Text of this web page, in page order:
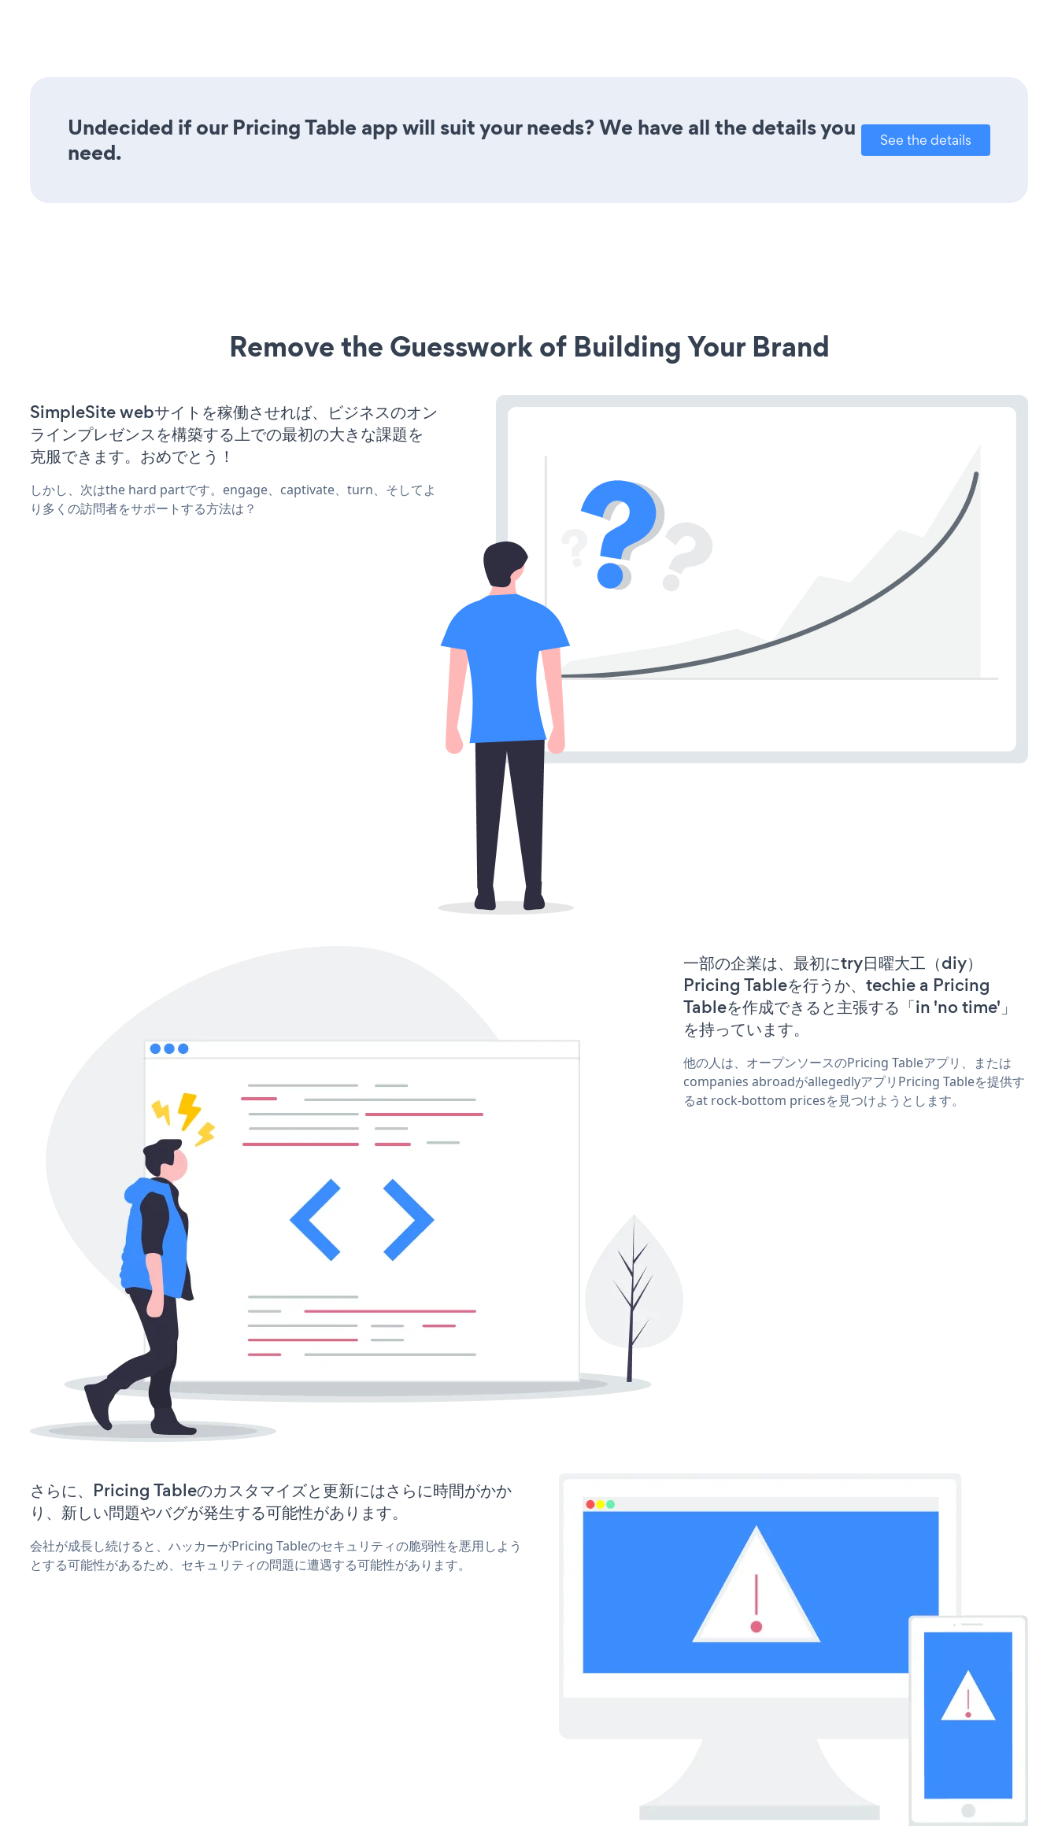
Undecided if our Pricing Table app will suit your needs? We have all the details you
need.
See the details
Remove the Guesswork of Building Your Brand
SimpleSite webサイトを稼働させれば、ビジネスのオン
ラインプレゼンスを構築する上での最初の大きな課題を
克服できます。おめでとう！
しかし、次はthe hard partです。engage、captivate、turn、そしてよ
り多くの訪問者をサポートする方法は？
一部の企業は、最初にtry日曜大工（diy）
Pricing Tableを行うか、techie a Pricing
Tableを作成できると主張する「in 'no time'」
を持っています。
他の人は、オープンソースのPricing Tableアプリ、または
companies abroadがallegedlyアプリPricing Tableを提供す
るat rock-bottom pricesを見つけようとします。
さらに、Pricing Tableのカスタマイズと更新にはさらに時間がかか
り、新しい問題やバグが発生する可能性があります。
会社が成長し続けると、ハッカーがPricing Tableのセキュリティの脆弱性を悪用しよう
とする可能性があるため、セキュリティの問題に遭遇する可能性があります。